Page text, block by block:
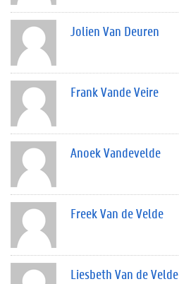
Jolien Van Deuren
Frank Vande Veire
Anoek Vandevelde
Freek Van de Velde
Liesbeth Van de Velde